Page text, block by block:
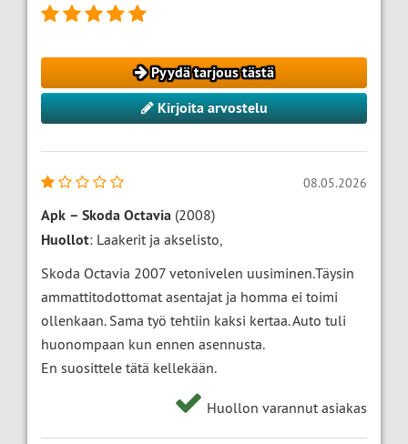
Pyydä tarjous tästä
Kirjoita arvostelu
08.05.2026
Apk – Skoda Octavia (2008)
Huollot: Laakerit ja akselisto,
Skoda Octavia 2007 vetonivelen uusiminen.Täysin
ammattitodottomat asentajat ja homma ei toimi
ollenkaan. Sama työ tehtiin kaksi kertaa. Auto tuli
huonompaan kun ennen asennusta.
En suosittele tätä kellekään.
Huollon varannut asiakas